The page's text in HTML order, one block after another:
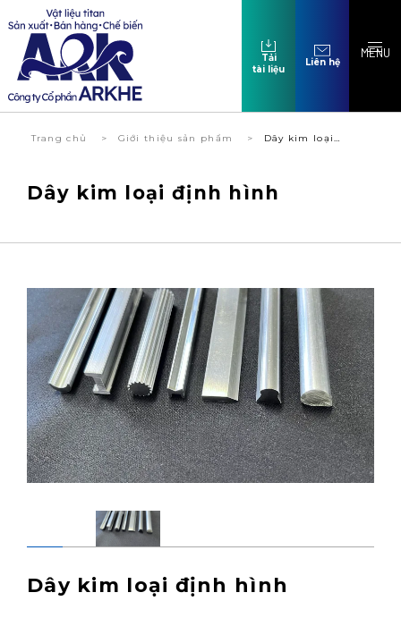
Tải
tài liệu
Liên hệ
MENU
Trang chủ Giới thiệu sản phẩm Dây kim loại…
Dây kim loại định hình
Dây kim loại định hình